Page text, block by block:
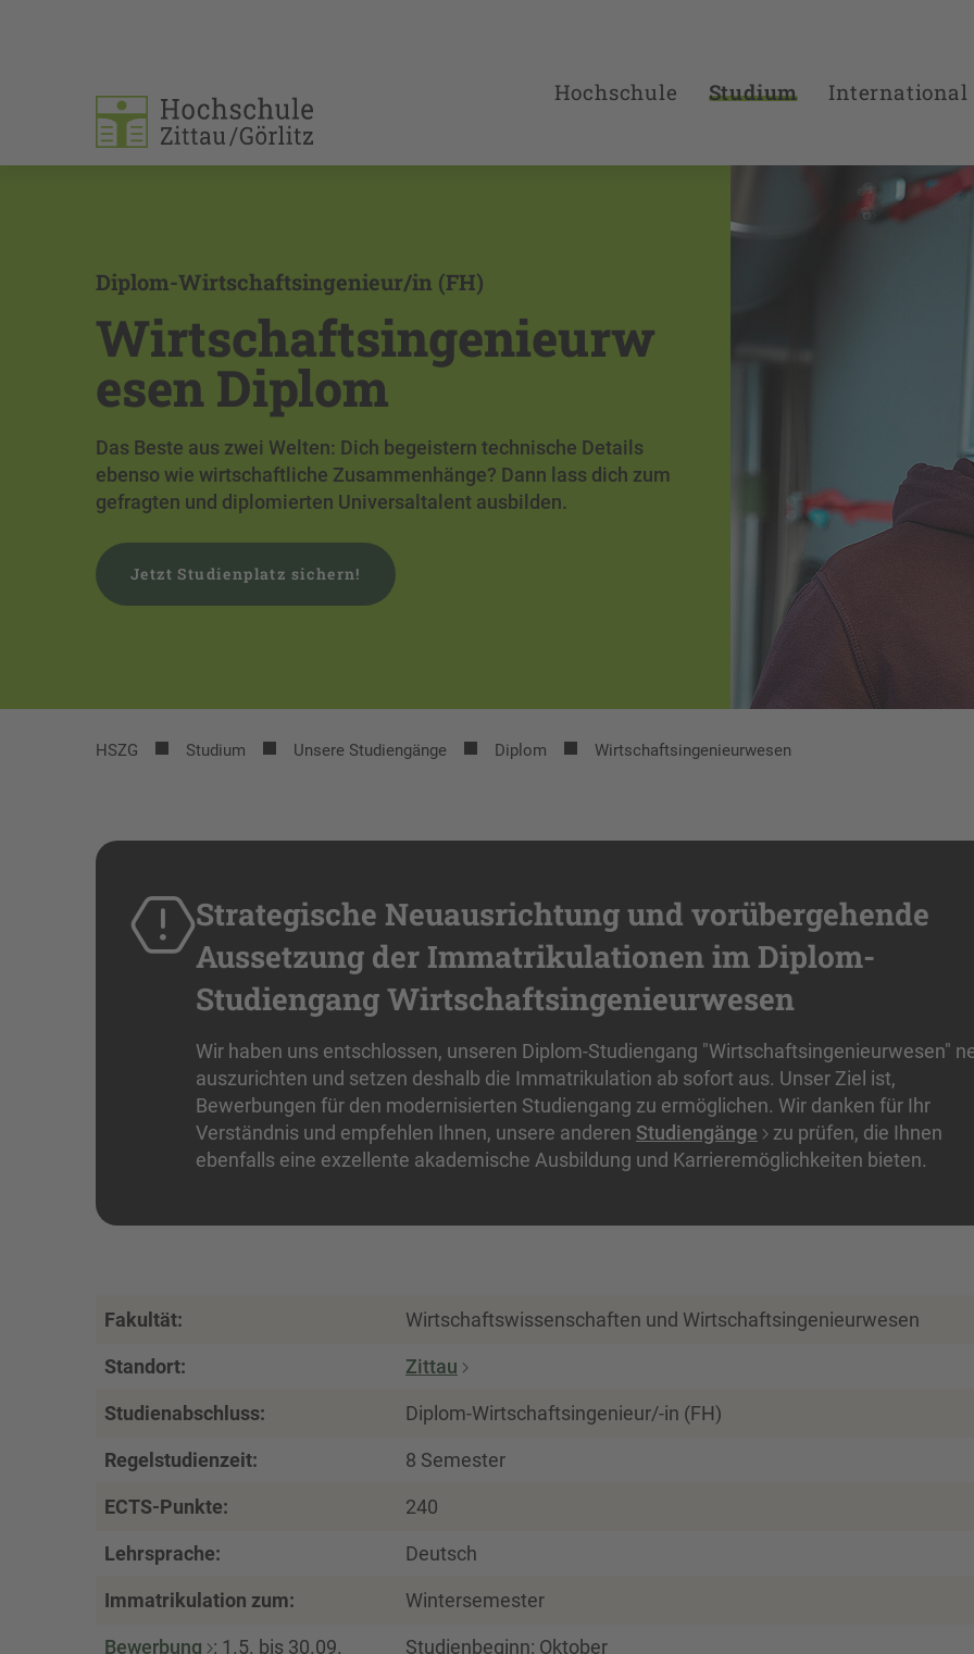
Hochschule Studium International
Diplom-Wirtschaftsingenieur/in (FH)
Wirtschaftsingenieurw
esen Diplom
Das Beste aus zwei Welten: Dich begeistern technische Details
ebenso wie wirtschaftliche Zusammenhänge? Dann lass dich zum
gefragten und diplomierten Universaltalent ausbilden.
Jetzt Studienplatz sichern!
HSZG Studium Unsere Studiengänge Diplom Wirtschaftsingenieurwesen
Strategische Neuausrichtung und vorübergehende
Aussetzung der Immatrikulationen im Diplom-
Studiengang Wirtschaftsingenieurwesen
Wir haben uns entschlossen, unseren Diplom-Studiengang "Wirtschaftsingenieurwesen"
auszurichten und setzen deshalb die Immatrikulation ab sofort aus. Unser Ziel ist,
Bewerbungen für den modernisierten Studiengang zu ermöglichen. Wir danken für Ihr
Verständnis und empfehlen Ihnen, unsere anderen Studiengänge
zu prüfen, die Ihnen
ebenfalls eine exzellente akademische Ausbildung und Karrieremöglichkeiten bieten.
Fakultät: Wirtschaftswissenschaften und Wirtschaftsingenieurwesen
Standort: Zittau
Studienabschluss: Diplom-Wirtschaftsingenieur/-in (FH)
Regelstudienzeit: 8 Semester
ECTS-Punkte: 240
Lehrsprache: Deutsch
Immatrikulation zum: Wintersemester
Bewerbung : 1.5. bis 30.09. Studienbeginn: Oktober